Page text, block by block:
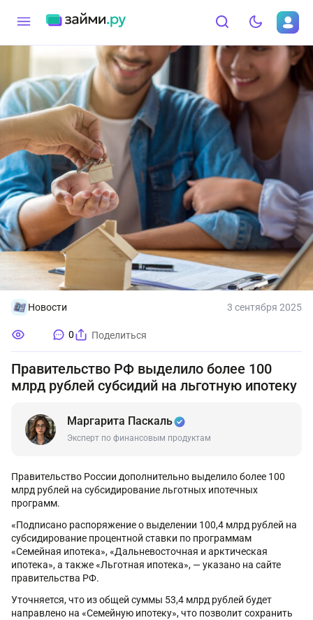
Новости 3 сентября 2025
0 Поделиться
Правительство РФ выделило более 100
млрд рублей субсидий на льготную ипотеку
Маргарита Паскаль
Эксперт по финансовым продуктам
Правительство России дополнительно выделило более 100
млрд рублей на субсидирование льготных ипотечных
программ.
«Подписано распоряжение о выделении 100,4 млрд рублей на
субсидирование процентной ставки по программам
«Семейная ипотека», «Дальневосточная и арктическая
ипотека», а также «Льготная ипотека», — указано на сайте
правительства РФ.
Уточняется, что из общей суммы 53,4 млрд рублей будет
направлено на «Семейную ипотеку», что позволит сохранить